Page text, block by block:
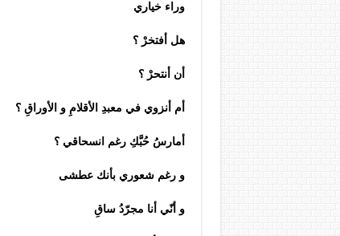
وراء خياري
هل أفتخرْ ؟
أن أنتحرْ ؟
أم أنزوي في معبدِ الأقلامِ و الأوراقِ ؟
أمارسُ حُبَّكِ رغم انسحاقي ؟
و رغم شعوري بأنك عطشى
و أنّي أنا مجرّدُ ساقِ